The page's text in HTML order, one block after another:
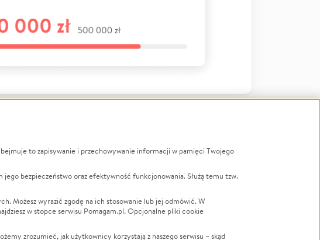
Zbieraj na
Leczenie
Zwierzęta
Pożar
LGBTQ+
Powódź
Wichura
to zapisywanie i przechowywanie informacji w pamięci Twojego
bezpieczeństwo oraz efektywność funkcjonowania. Służą temu tzw.
Możesz wyrazić zgodę na ich stosowanie lub jej odmówić. W
w stopce serwisu Pomagam.pl. Opcjonalne pliki cookie
zrozumieć, jak użytkownicy korzystają z naszego serwisu – skąd